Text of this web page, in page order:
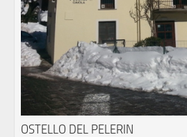
OSTELLO DEL PELERIN